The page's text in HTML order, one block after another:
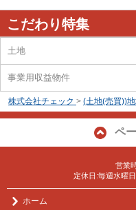
こだわり特集
土地
事業用収益物件
株式会社チェック > (土地(売買))
ペ
営業
定休日:毎週水曜
ホーム